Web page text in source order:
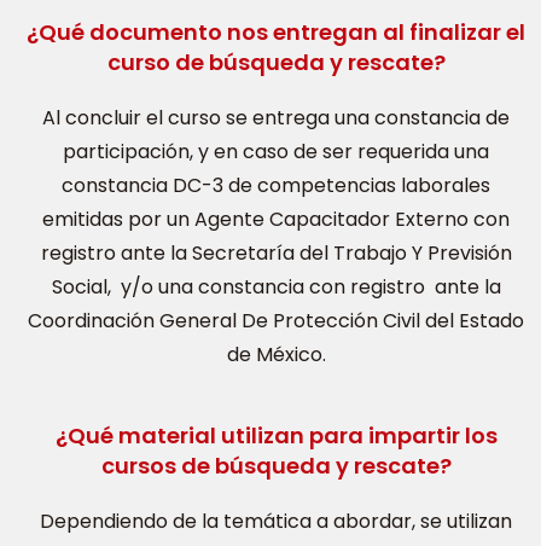
¿Qué documento nos entregan al finalizar el
curso de búsqueda y rescate?
Al concluir el curso se entrega una constancia de
participación, y en caso de ser requerida una
constancia DC-3 de competencias laborales
emitidas por un Agente Capacitador Externo con
registro ante la Secretaría del Trabajo Y Previsión
Social, y/o una constancia con registro ante la
Coordinación General De Protección Civil del Estado
de México.
¿Qué material utilizan para impartir los
cursos de búsqueda y rescate?
Dependiendo de la temática a abordar, se utilizan